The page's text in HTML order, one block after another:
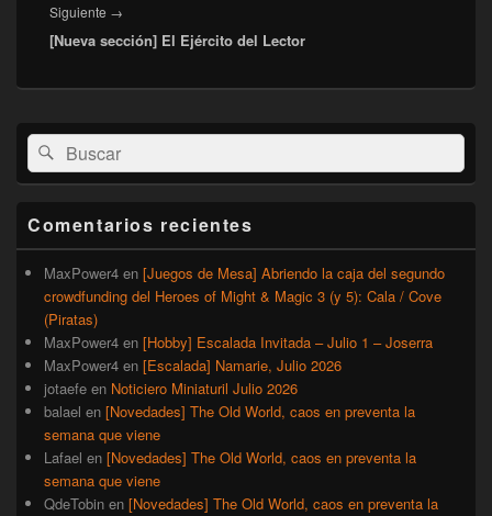
Siguiente →
siguiente:
[Nueva sección] El Ejército del Lector
área
de
widget
lateral
primaria
Buscar
por:
Buscar
Comentarios recientes
MaxPower4 en [Juegos de Mesa] Abriendo la caja del segundo
crowdfunding del Heroes of Might & Magic 3 (y 5): Cala / Cove
(Piratas)
MaxPower4 en [Hobby] Escalada Invitada – Julio 1 – Joserra
MaxPower4 en [Escalada] Namarie, Julio 2026
jotaefe en Noticiero Miniaturil Julio 2026
balael en [Novedades] The Old World, caos en preventa la
semana que viene
Lafael en [Novedades] The Old World, caos en preventa la
semana que viene
QdeTobin en [Novedades] The Old World, caos en preventa la